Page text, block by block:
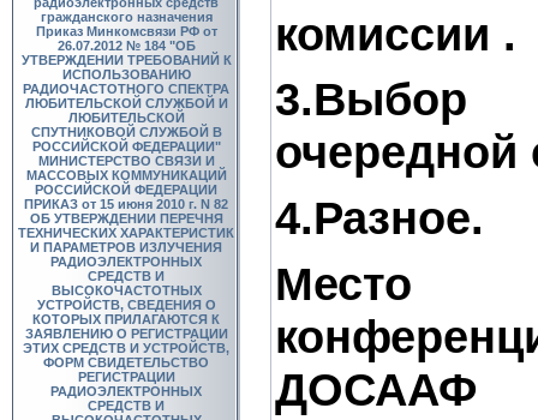
гражданского назначения
Приказ Минкомсвязи РФ от
26.07.2012 № 184 "ОБ
УТВЕРЖДЕНИИ ТРЕБОВАНИЙ К
ИСПОЛЬЗОВАНИЮ
РАДИОЧАСТОТНОГО СПЕКТРА
ЛЮБИТЕЛЬСКОЙ СЛУЖБОЙ И
ЛЮБИТЕЛЬСКОЙ
СПУТНИКОВОЙ СЛУЖБОЙ В
РОССИЙСКОЙ ФЕДЕРАЦИИ"
МИНИСТЕРСТВО СВЯЗИ И
МАССОВЫХ КОММУНИКАЦИЙ
РОССИЙСКОЙ ФЕДЕРАЦИИ
ПРИКАЗ от 15 июня 2010 г. N 82
ОБ УТВЕРЖДЕНИИ ПЕРЕЧНЯ
ТЕХНИЧЕСКИХ ХАРАКТЕРИСТИК
И ПАРАМЕТРОВ ИЗЛУЧЕНИЯ
РАДИОЭЛЕКТРОННЫХ
СРЕДСТВ И
ВЫСОКОЧАСТОТНЫХ
УСТРОЙСТВ, СВЕДЕНИЯ О
КОТОРЫХ ПРИЛАГАЮТСЯ К
ЗАЯВЛЕНИЮ О РЕГИСТРАЦИИ
ЭТИХ СРЕДСТВ И УСТРОЙСТВ,
ФОРМ СВИДЕТЕЛЬСТВО
РЕГИСТРАЦИИ
РАДИОЭЛЕКТРОННЫХ
СРЕДСТВ И
комиссии .
3.Выбор
4.Разное.
Место
ДОСААФ